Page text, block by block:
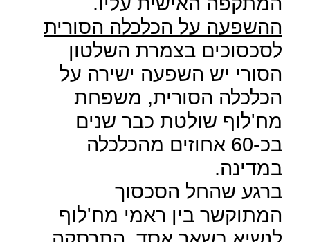
ההשפעה על הכלכלה הסורית
לסכסוכים בצמרת השלטון
הסורי יש השפעה ישירה על
הכלכלה הסורית, משפחת
מח'לוף שולטת כבר שנים
בכ-60 אחוזים מהכלכלה
במדינה.
ברגע שהחל הסכסוך
המתוקשר בין ראמי מח'לוף